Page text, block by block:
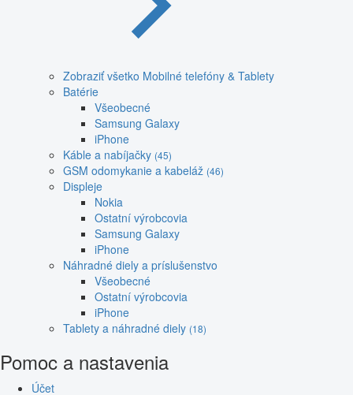
Zobraziť všetko Mobilné telefóny & Tablety
Batérie
Všeobecné
Samsung Galaxy
iPhone
Káble a nabíjačky (45)
GSM odomykanie a kabeláž (46)
Displeje
Nokia
Ostatní výrobcovia
Samsung Galaxy
iPhone
Náhradné diely a príslušenstvo
Všeobecné
Ostatní výrobcovia
iPhone
Tablety a náhradné diely (18)
Pomoc a nastavenia
Účet